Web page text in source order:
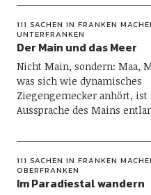
111 SACHEN IN FRANKEN
UNTERFRANKEN
Der Main und das Meer
Nicht Main, sondern: Maa,
was sich wie dynamisches
Ziegengemecker anhört,
Aussprache des Mains
111 SACHEN IN FRANKEN
OBERFRANKEN
Im Paradiestal wandern